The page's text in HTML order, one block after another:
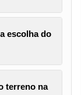
escolha do
terreno na